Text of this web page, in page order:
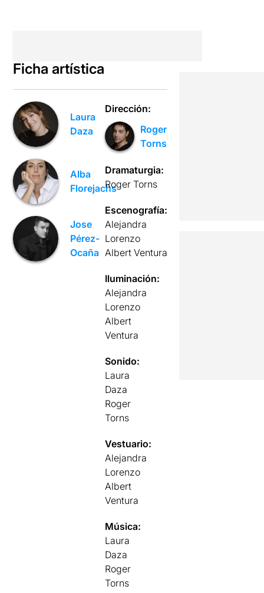
Ficha artística
Laura
Daza
Alba
Florejachs
Jose
Pérez-
Ocaña
Dirección:
Roger
Torns
Dramaturgia:
Roger Torns
Escenografía:
Alejandra
Lorenzo
Albert Ventura
Iluminación:
Alejandra
Lorenzo
Albert
Ventura
Sonido:
Laura
Daza
Roger
Torns
Vestuario:
Alejandra
Lorenzo
Albert
Ventura
Música:
Laura
Daza
Roger
Torns